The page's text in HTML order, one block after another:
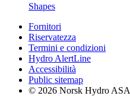
Shapes
Fornitori
Riservatezza
Termini e condizioni
Hydro AlertLine
Accessibilità
Public sitemap
© 2026 Norsk Hydro ASA